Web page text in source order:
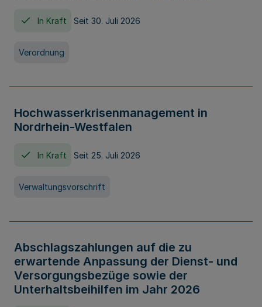
In Kraft Seit 30. Juli 2026
Verordnung
Hochwasserkrisenmanagement in
Nordrhein-Westfalen
In Kraft Seit 25. Juli 2026
Verwaltungsvorschrift
Abschlagszahlungen auf die zu
erwartende Anpassung der Dienst- und
Versorgungsbezüge sowie der
Unterhaltsbeihilfen im Jahr 2026